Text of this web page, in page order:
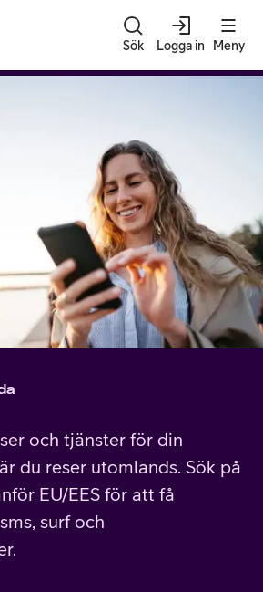
Sök Logga in Meny
och tjänster för din
du reser utomlands. Sök på
EU/EES för att få
surf och